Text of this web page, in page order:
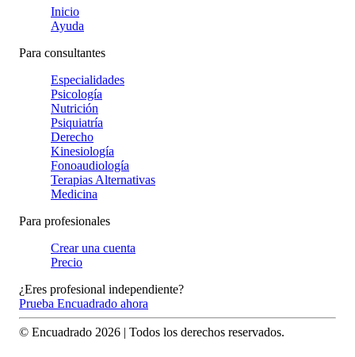
Inicio
Ayuda
Para consultantes
Especialidades
Psicología
Nutrición
Psiquiatría
Derecho
Kinesiología
Fonoaudiología
Terapias Alternativas
Medicina
Para profesionales
Crear una cuenta
Precio
¿Eres profesional independiente?
Prueba Encuadrado ahora
© Encuadrado 2026 | Todos los derechos reservados.